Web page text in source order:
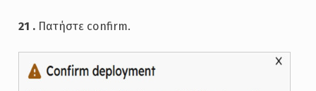
21 .Πατήστε confirm.